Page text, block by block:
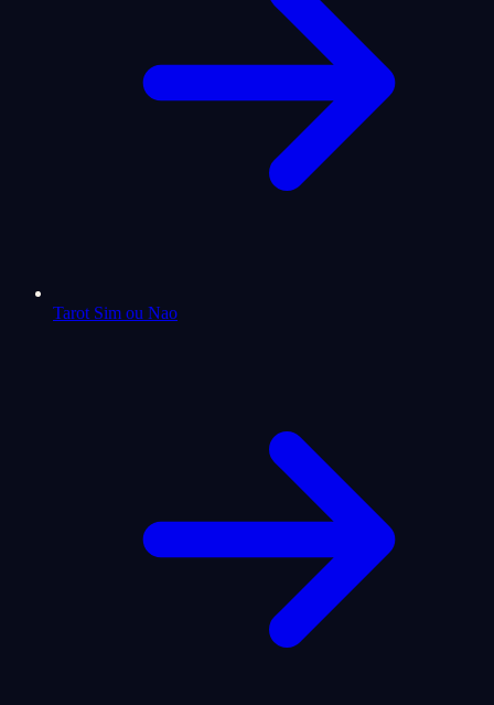
Tarot Sim ou Nao